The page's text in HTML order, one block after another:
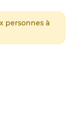
personnes à